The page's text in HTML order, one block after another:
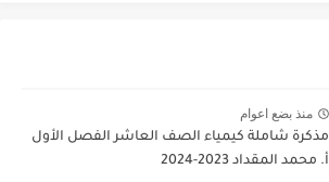
منذ بضع اعوام
مذكرة شاملة كيمياء الصف العاشر الفصل الأول
أ. محمد المقداد 2023-2024